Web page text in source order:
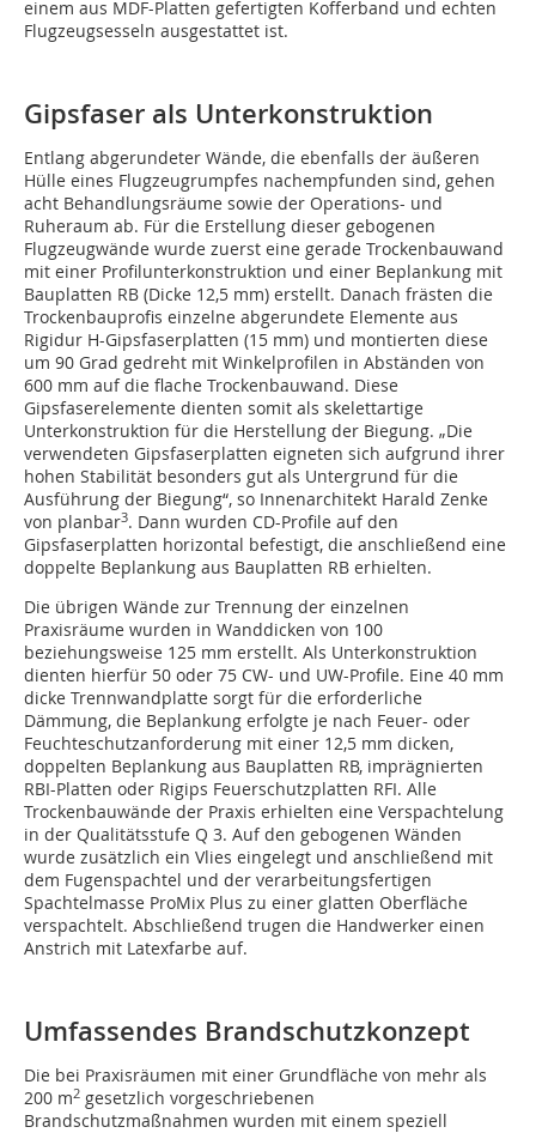
einem aus MDF-Platten gefertigten Kofferband und echten
Flugzeugsesseln ausgestattet ist.
Gipsfaser als Unterkonstruktion
Entlang abgerundeter Wände, die ebenfalls der äußeren
Hülle eines Flugzeugrumpfes nachempfunden sind, gehen
acht Behandlungsräume sowie der Operations- und
Ruheraum ab. Für die Erstellung dieser gebogenen
Flugzeugwände wurde zuerst eine gerade Trockenbauwand
mit einer Profilunterkonstruktion und einer Beplankung mit
Bauplatten RB (Dicke 12,5 mm) erstellt. Danach frästen die
Trockenbauprofis einzelne abgerundete Elemente aus
Rigidur H-Gipsfaserplatten (15 mm) und montierten diese
um 90 Grad gedreht mit Winkelprofilen in Abständen von
600 mm auf die flache Trockenbauwand. Diese
Gipsfaserelemente dienten somit als skelettartige
Unterkonstruktion für die Herstellung der Biegung. „Die
verwendeten Gipsfaserplatten eigneten sich aufgrund ihrer
hohen Stabilität besonders gut als Untergrund für die
Ausführung der Biegung“, so Innenarchitekt Harald Zenke
von planbar3. Dann wurden CD-Profile auf den
Gipsfaserplatten horizontal befestigt, die anschließend eine
doppelte Beplankung aus Bauplatten RB erhielten.
Die übrigen Wände zur Trennung der einzelnen
Praxisräume wurden in Wanddicken von 100
beziehungsweise 125 mm erstellt. Als Unterkonstruktion
dienten hierfür 50 oder 75 CW- und UW-Profile. Eine 40 mm
dicke Trennwandplatte sorgt für die erforderliche
Dämmung, die Beplankung erfolgte je nach Feuer- oder
Feuchteschutzanforderung mit einer 12,5 mm dicken,
doppelten Beplankung aus Bauplatten RB, imprägnierten
RBI-Platten oder Rigips Feuerschutzplatten RFI. Alle
Trockenbauwände der Praxis erhielten eine Verspachtelung
in der Qualitätsstufe Q 3. Auf den gebogenen Wänden
wurde zusätzlich ein Vlies eingelegt und anschließend mit
dem Fugenspachtel und der verarbeitungsfertigen
Spachtelmasse ProMix Plus zu einer glatten Oberfläche
verspachtelt. Abschließend trugen die Handwerker einen
Anstrich mit Latexfarbe auf.
Umfassendes Brandschutzkonzept
Die bei Praxisräumen mit einer Grundfläche von mehr als
200 m2 gesetzlich vorgeschriebenen
Brandschutzmaßnahmen wurden mit einem speziell